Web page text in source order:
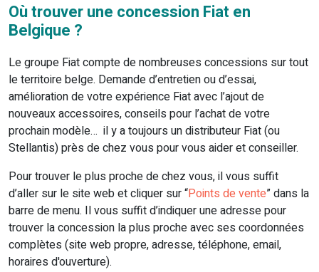
Où trouver une concession Fiat en
Belgique ?
Le groupe Fiat compte de nombreuses concessions sur tout
le territoire belge. Demande d’entretien ou d’essai,
amélioration de votre expérience Fiat avec l’ajout de
nouveaux accessoires, conseils pour l’achat de votre
prochain modèle… il y a toujours un distributeur Fiat (ou
Stellantis) près de chez vous pour vous aider et conseiller.
Pour trouver le plus proche de chez vous, il vous suffit
d’aller sur le site web et cliquer sur “Points de vente” dans la
barre de menu. Il vous suffit d’indiquer une adresse pour
trouver la concession la plus proche avec ses coordonnées
complètes (site web propre, adresse, téléphone, email,
horaires d'ouverture).